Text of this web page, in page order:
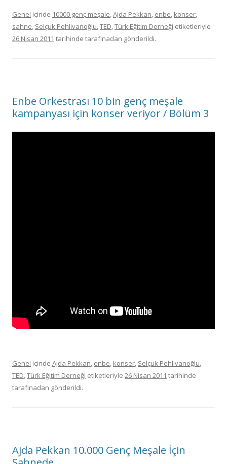
Genel içinde 10000 genç meşale,Ajda Pekkan, enbe, konser,
sahne, Selçuk Pehlivanoğlu,TED,Türk Eğitim Derneği etiketleriyle
26 Nisan 2011 tarihinde tarafınadan gönderildi.
Enbe Orkestrası 10 bin genç meşale
kampanyası için konser veriyor / Bölüm 3
Genel içinde Ajda Pekkan, enbe, konser, Selçuk Pehlivanoğlu,
TED,Türk Eğitim Derneği etiketleriyle 26 Nisan 2011 tarihinde
tarafınadan gönderildi.
Ajda Pekkan 10.000 Genç Meşale İçin